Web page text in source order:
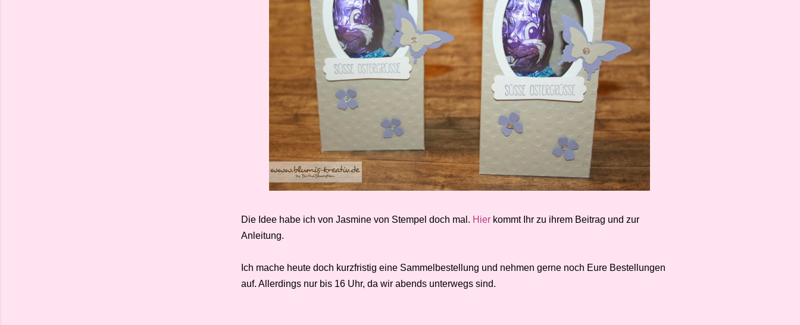
Die Idee habe ich von Jasmine von Stempel doch mal. Hier kommt Ihr zu ihrem Beitrag und zur
Anleitung.
Ich mache heute doch kurzfristig eine Sammelbestellung und nehmen gerne noch Eure Bestellungen
auf. Allerdings nur bis 16 Uhr, da wir abends unterwegs sind.